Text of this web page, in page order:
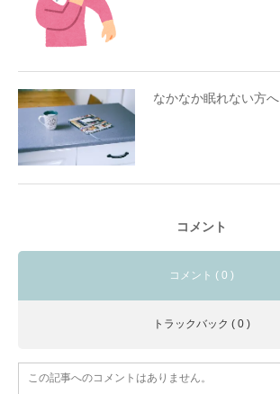
なかなか眠れない方へ
コメント
コメント ( 0 )
トラックバック ( 0 )
この記事へのコメントはありません。